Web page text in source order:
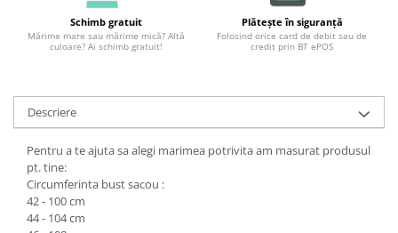
Schimb gratuit
Mărime mare sau mărime mică? Altă
culoare? Ai schimb gratuit!
Plătește în siguranță
Folosind orice card de debit sau de
credit prin BT ePOS
Descriere
Pentru a te ajuta sa alegi marimea potrivita am masurat produsul
pt. tine:
Circumferinta bust sacou :
42 - 100 cm
44 - 104 cm